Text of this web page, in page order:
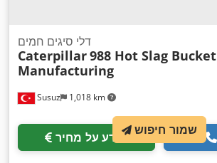
Susuz 1,018 km
דלי סיגים חמים
Caterpillar988 Hot Slag Bucket
Manufacturing
מידע על מחיר
שמור חיפוש